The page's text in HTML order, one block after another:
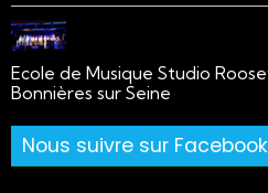
Ecole de Musique Studio
Bonnières sur Seine
Nous suivre sur Facebook